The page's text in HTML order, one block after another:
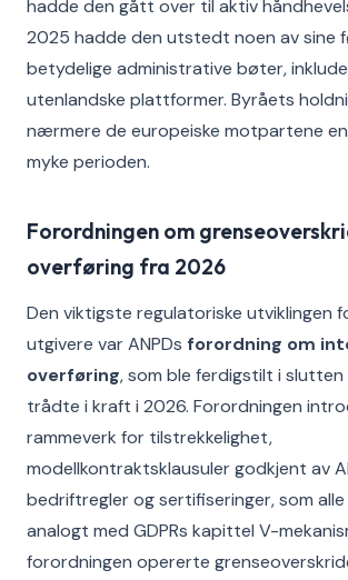
hadde den gått over til aktiv
2025 hadde den utstedt noen av sine
betydelige administrative bøter,
utenlandske plattformer. Byråets
nærmere de europeiske motpartene
myke perioden.
Forordningen om
overføring fra 2026
Den viktigste regulatoriske utviklingen
utgivere var ANPDs forordning om
overføring, som ble ferdigstilt i
trådte i kraft i 2026. Forordningen
rammeverk for tilstrekkelighet,
modellkontraktsklausuler godkjent av
bedriftregler og sertifiseringer, som
analogt med GDPRs kapittel V-
forordningen opererte